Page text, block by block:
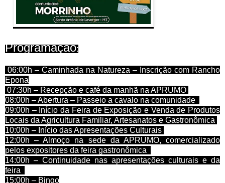
Programação:
06:00h – Caminhada na Natureza – Inscrição com Rancho
Epona
07:30h – Recepção e café da manhã na APRUMO
08:00h – Abertura – Passeio a cavalo na comunidade
09:00h – Início da Feira de Exposição e Venda de Produtos
Locais da Agricultura Familiar, Artesanatos e Gastronômica
10:00h – Início das Apresentações Culturais
12:00h – Almoço na sede da APRUMO, comercializado
pelos expositores da feira gastronômica
14:00h – Continuidade nas apresentações culturais e da
feira
15:00h – Bingo